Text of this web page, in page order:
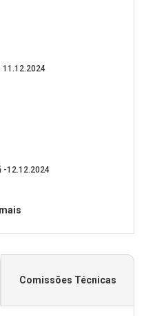
11.12.2024
-12.12.2024
Comissões Técnicas